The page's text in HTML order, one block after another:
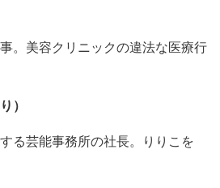
。美容クリニックの違法な医療行
）
る芸能事務所の社長。りりこを